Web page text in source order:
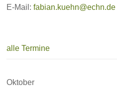
E-Mail:fabian.kuehn@echn.de
alle Termine
Oktober